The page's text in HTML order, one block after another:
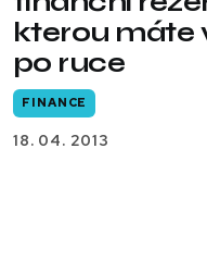
kterou máte
po ruce
FINANCE
18. 04. 2013